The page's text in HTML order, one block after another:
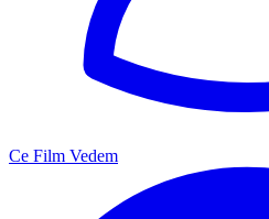
Ce Film Vedem